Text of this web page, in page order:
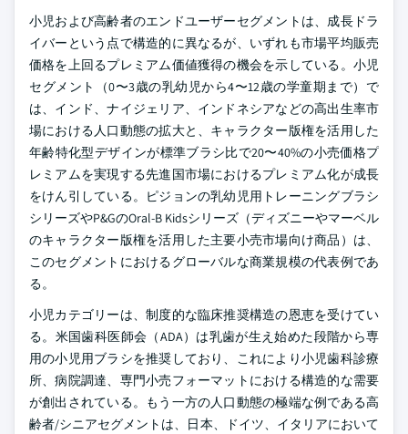
小児および高齢者のエンドユーザーセグメントは、成長ドラ
イバーという点で構造的に異なるが、いずれも市場平均販売
価格を上回るプレミアム価値獲得の機会を示している。小児
セグメント（0〜3歳の乳幼児から4〜12歳の学童期まで）で
は、インド、ナイジェリア、インドネシアなどの高出生率市
場における人口動態の拡大と、キャラクター版権を活用した
年齢特化型デザインが標準ブラシ比で20〜40%の小売価格プ
レミアムを実現する先進国市場におけるプレミアム化が成長
をけん引している。ピジョンの乳幼児用トレーニングブラシ
シリーズやP&GのOral-B Kidsシリーズ（ディズニーやマーベル
のキャラクター版権を活用した主要小売市場向け商品）は、
このセグメントにおけるグローバルな商業規模の代表例であ
る。
小児カテゴリーは、制度的な臨床推奨構造の恩恵を受けてい
る。米国歯科医師会（ADA）は乳歯が生え始めた段階から専
用の小児用ブラシを推奨しており、これにより小児歯科診療
所、病院調達、専門小売フォーマットにおける構造的な需要
が創出されている。もう一方の人口動態の極端な例である高
齢者/シニアセグメントは、日本、ドイツ、イタリアにおいて